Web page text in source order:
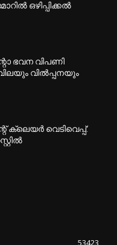
ഒഴിപ്പിക്കൽ
ഭവന വിപണി
വില്‍പ്പനയും
ക്ലെയര്‍ വെടിവെപ്പ്:
53423